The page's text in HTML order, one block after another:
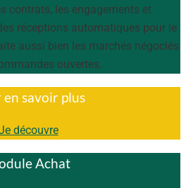
contrats, les engagements et
réceptions automatiques pour le
aussi bien les marchés négociés
ouvertes.
en savoir plus
découvre
Achat